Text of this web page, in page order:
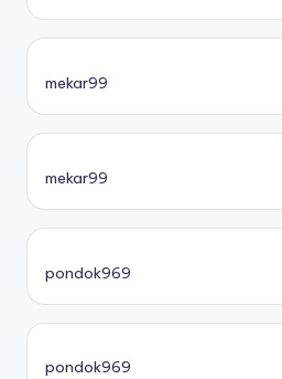
mekar99
mekar99
pondok969
pondok969